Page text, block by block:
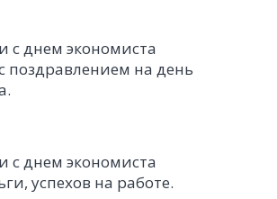
поздравлением на день
успехов на работе.